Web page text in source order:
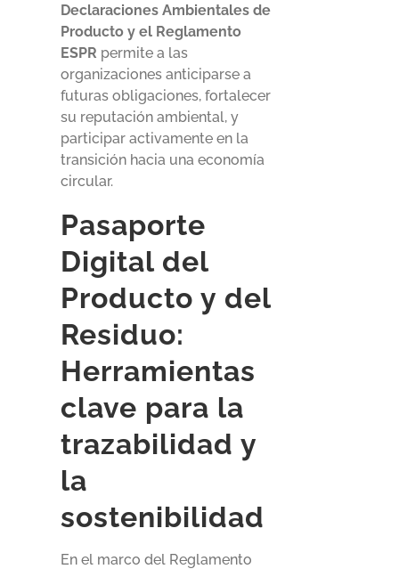
Declaraciones Ambientales de
Producto y el Reglamento
ESPR permite a las
organizaciones anticiparse a
futuras obligaciones, fortalecer
su reputación ambiental, y
participar activamente en la
transición hacia una economía
circular.
Pasaporte
Digital del
Producto y del
Residuo:
Herramientas
clave para la
trazabilidad y
la
sostenibilidad
En el marco del Reglamento